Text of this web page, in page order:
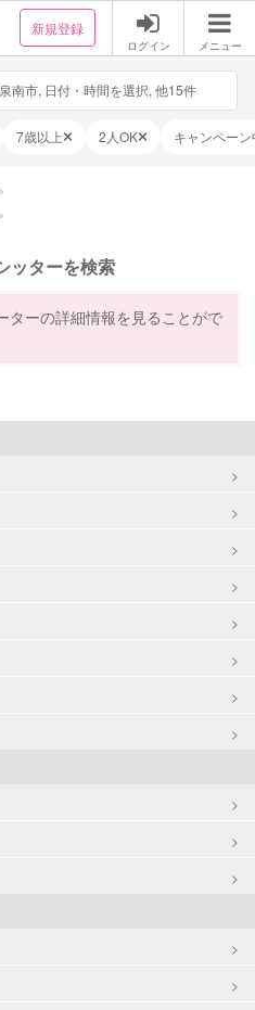
新規登録
ログイン メニュー
南市, 日付・時間を選択, 他15件
7歳以上 2人OK キャンペーン
ッターを検索
ターの詳細情報を見ることがで